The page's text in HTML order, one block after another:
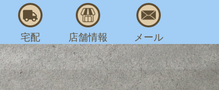
宅配 店舗情報 メール
：AM 8:00～PM 7:30